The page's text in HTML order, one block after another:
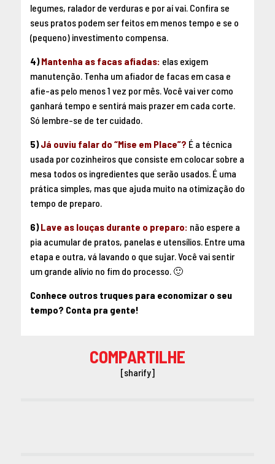
legumes, ralador de verduras e por aí vai. Confira se
seus pratos podem ser feitos em menos tempo e se o
(pequeno) investimento compensa.
4) Mantenha as facas afiadas: elas exigem
manutenção. Tenha um afiador de facas em casa e
afie-as pelo menos 1 vez por mês. Você vai ver como
ganhará tempo e sentirá mais prazer em cada corte.
Só lembre-se de ter cuidado.
5)Já ouviu falar do “Mise em Place”? É a técnica
usada por cozinheiros que consiste em colocar sobre a
mesa todos os ingredientes que serão usados. É uma
prática simples, mas que ajuda muito na otimização do
tempo de preparo.
6) Lave as louças durante o preparo: não espere a
pia acumular de pratos, panelas e utensílios. Entre uma
etapa e outra, vá lavando o que sujar. Você vai sentir
um grande alívio no fim do processo. 🙂
Conhece outros truques para economizar o seu
tempo? Conta pra gente!
COMPARTILHE
[sharify]